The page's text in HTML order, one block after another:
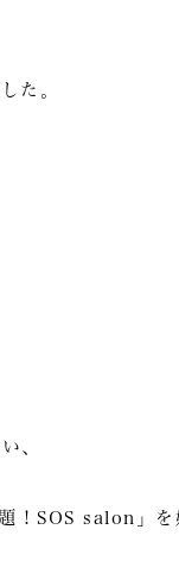
た。
、
SOS salon」を